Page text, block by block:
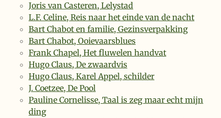
Joris van Casteren, Lelystad
L.F. Celine, Reis naar het einde van de nacht
Bart Chabot en familie, Gezinsverpakking
Bart Chabot, Ooievaarsblues
Frank Chapel, Het fluwelen handvat
Hugo Claus, De zwaardvis
Hugo Claus, Karel Appel, schilder
J. Coetzee, De Pool
Pauline Cornelisse, Taal is zeg maar echt mijn
ding